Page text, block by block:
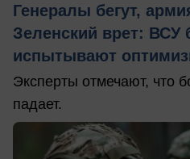
Генералы бегут,
Зеленский врет: ВСУ
испытывают
Эксперты отмечают, что
падает.